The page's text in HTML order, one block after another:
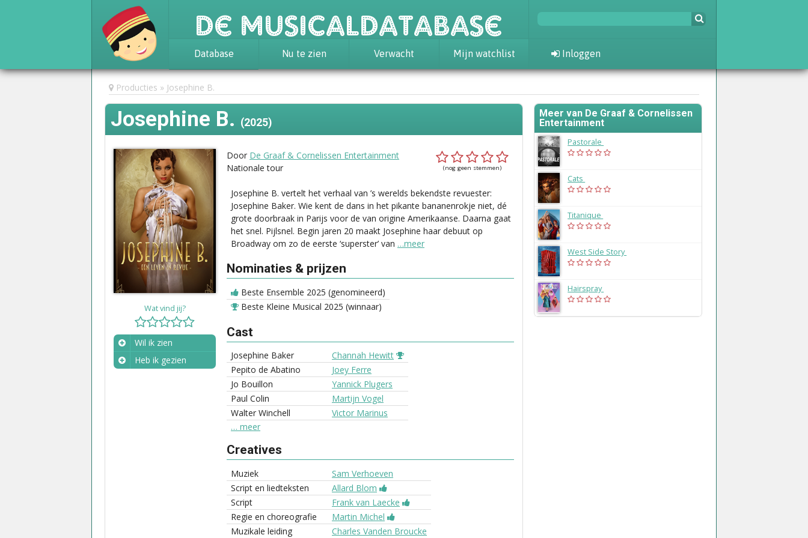
De Musicaldatabase
Database
Achtergrond
Awards
Statistieken
Nu te zien Verwacht Mijn watchlist Inloggen
Producties Josephine B.
Josephine B. (2025)
Wat vind jij?
Wil ik zien
Heb ik gezien
(nog geen stemmen)
Door De Graaf & Cornelissen Entertainment
Nationale tour
Josephine B. vertelt het verhaal van ’s werelds bekendste revuester:
Josephine Baker. Wie kent de dans in het pikante bananenrokje niet, dé
grote doorbraak in Parijs voor de van origine Amerikaanse. Daarna gaat
het snel. Pijlsnel. Begin jaren 20 maakt Josephine haar debuut op
Broadway om zo de eerste ‘superster’ van …meer
Nominaties & prijzen
Beste Ensemble 2025 (genomineerd)
Beste Kleine Musical 2025 (winnaar)
Cast
Josephine Baker
Channah Hewitt
Pepito de Abatino
Joey Ferre
Jo Bouillon
Yannick Plugers
Paul Colin
Martijn Vogel
Walter Winchell
Victor Marinus
… meer
Creatives
Muziek
Sam Verhoeven
Script en liedteksten
Allard Blom
Script
Frank van Laecke
Regie en choreografie
Martin Michel
Muzikale leiding
Charles Vanden Broucke
Meer van De Graaf & Cornelissen
Entertainment
Pastorale
Cats
Titanique
West Side Story
Hairspray